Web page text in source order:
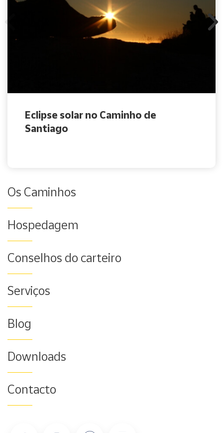
Eclipse solar no Caminho de
Santiago
Os Caminhos
Hospedagem
Conselhos do carteiro
Serviços
Blog
Downloads
Contacto